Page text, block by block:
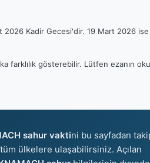
Kadir Gecesi'dir. 19 Mart 2026 ise
farklılık gösterebilir. Lütfen ezanın
sahur vaktini bu sayfadan
ülkelere ulaşabilirsiniz. Açılan